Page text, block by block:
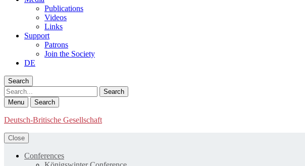
Publications
Videos
Links
Support
Patrons
Join the Society
DE
Search
Search
Menu Search
Deutsch-Britische Gesellschaft
Close
Conferences